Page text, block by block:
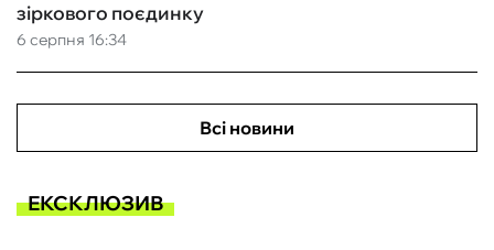
6 серпня 16:34
зіркового поєдинку
Всі новини
ЕКСКЛЮЗИВ